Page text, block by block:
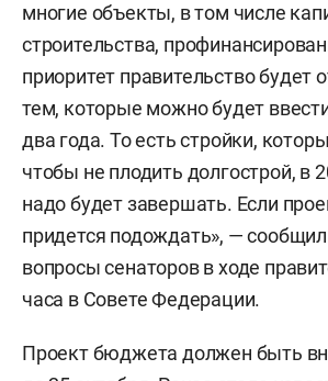
многие объекты, в том числе
строительства,
приоритет правительство будет
тем, которые можно будет
два года. То есть стройки,
чтобы не плодить долгострой, в
надо будет завершать. Если
придется подождать», —
вопросы сенаторов в ходе
часа в Совете Федерации.
Проект бюджета должен быть